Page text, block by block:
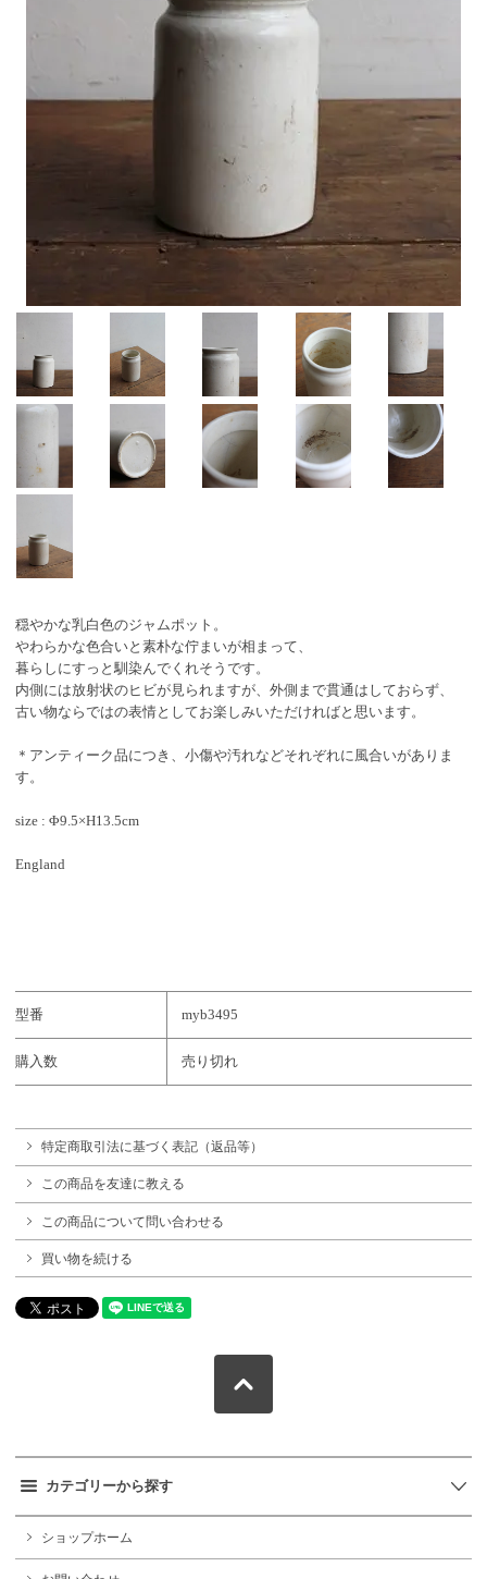
穏やかな乳白色のジャムポット。
やわらかな色合いと素朴な佇まいが相まって、
暮らしにすっと馴染んでくれそうです。
内側には放射状のヒビが見られますが、外側まで貫通はしておらず、
古い物ならではの表情としてお楽しみいただければと思います。
＊アンティーク品につき、小傷や汚れなどそれぞれに風合いがありま
す。
size : Φ9.5×H13.5cm
England
型番 myb3495
購入数 売り切れ
特定商取引法に基づく表記（返品等）
この商品を友達に教える
この商品について問い合わせる
買い物を続ける
カテゴリーから探す
ショップホーム